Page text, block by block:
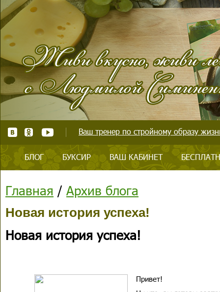
Ваш тренер по стройному образу
БЛОГ БУКСИР ВАШ КАБИНЕТ
Главная / Архив блога
Новая история успеха!
Новая история успеха!
Привет!